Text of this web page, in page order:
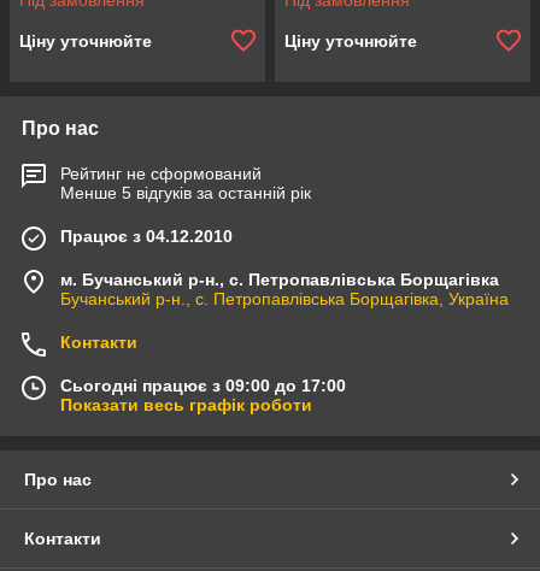
Ціну уточнюйте Ціну уточнюйте
Про нас
Рейтинг не сформований
Менше 5 відгуків за останній рік
Працює з 04.12.2010
м. Бучанський р-н., с. Петропавлівська Борщагівка
Бучанський р-н., с. Петропавлівська Борщагівка, Україна
Контакти
Сьогодні працює з 09:00 до 17:00
Показати весь графік роботи
Про нас
Контакти